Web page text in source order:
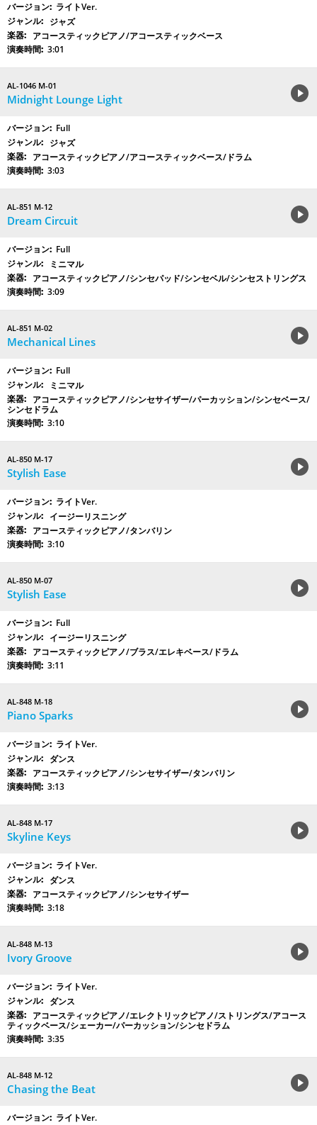
ライトVer.
ジャズ
アコースティックピアノ/アコースティックベース
3:01
AL-1046 M-01
Midnight Lounge Light
Full
ジャズ
アコースティックピアノ/アコースティックベース/ドラム
3:03
AL-851 M-12
Dream Circuit
Full
ミニマル
アコースティックピアノ/シンセパッド/シンセベル/シンセストリングス
3:09
AL-851 M-02
Mechanical Lines
Full
ミニマル
アコースティックピアノ/シンセサイザー/パーカッション/シンセベース/
シンセドラム
3:10
AL-850 M-17
Stylish Ease
ライトVer.
イージーリスニング
アコースティックピアノ/タンバリン
3:10
AL-850 M-07
Stylish Ease
Full
イージーリスニング
アコースティックピアノ/ブラス/エレキベース/ドラム
3:11
AL-848 M-18
Piano Sparks
ライトVer.
ダンス
アコースティックピアノ/シンセサイザー/タンバリン
3:13
AL-848 M-17
Skyline Keys
ライトVer.
ダンス
アコースティックピアノ/シンセサイザー
3:18
AL-848 M-13
Ivory Groove
ライトVer.
ダンス
アコースティックピアノ/エレクトリックピアノ/ストリングス/アコース
ティックベース/シェーカー/パーカッション/シンセドラム
3:35
AL-848 M-12
Chasing the Beat
ライトVer.